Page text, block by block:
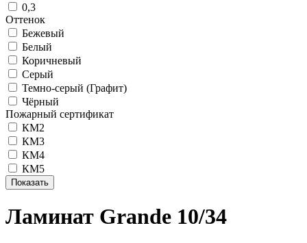
0,3
Оттенок
Бежевый
Белый
Коричневый
Серый
Темно-серый (Графит)
Чёрный
Пожарный сертификат
КМ2
КМ3
КМ4
КМ5
Ламинат Grande 10/34